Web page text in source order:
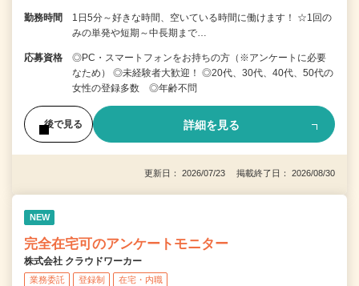
勤務時間
1日5分～好きな時間、空いている時間に働けます！ ☆1回の
みの単発や短期～中長期まで…
応募資格
◎PC・スマートフォンをお持ちの方（※アンケートに必要
なため） ◎未経験者大歓迎！ ◎20代、30代、40代、50代の
女性の登録多数 ◎年齢不問
後で見る 詳細を見る
更新日： 2026/07/23 掲載終了日： 2026/08/30
NEW
完全在宅可のアンケートモニター
株式会社 クラウドワーカー
業務委託 登録制 在宅・内職